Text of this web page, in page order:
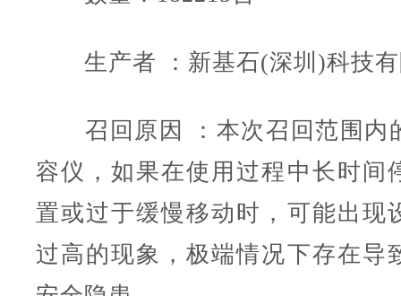
生产者 ：新基石(深圳)科技有
召回原因 ：本次召回范围内
容仪，如果在使用过程中长时间
置或过于缓慢移动时，可能出现
过高的现象，极端情况下存在导